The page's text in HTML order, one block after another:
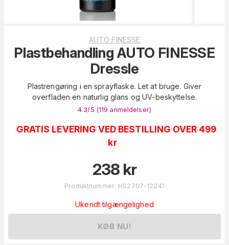
AUTO FINESSE
Plastbehandling AUTO FINESSE
Dressle
Plastrengøring i en sprayflaske. Let at bruge. Giver
overfladen en naturlig glans og UV-beskyttelse.
4.3/5 (119 anmeldelser)
GRATIS LEVERING VED BESTILLING OVER 499
kr
238 kr
Produktnummer: HS2707-12241
Ukendt tilgængelighed
KØB NU!